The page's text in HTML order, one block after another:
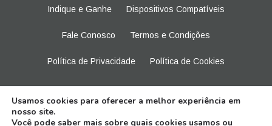
Indique e Ganhe Dispositivos Compatíveis
Fale Conosco Termos e Condições
Política de Privacidade Política de Cookies
Usamos cookies para oferecer a melhor experiência em
nosso site.
Você pode saber mais sobre quais cookies usamos ou